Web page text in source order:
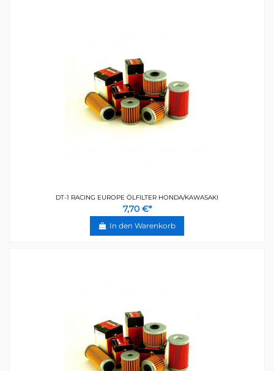
DT-1 RACING EUROPE ÖLFILTER HONDA/KAWASAKI
7,70 €*
In den Warenkorb